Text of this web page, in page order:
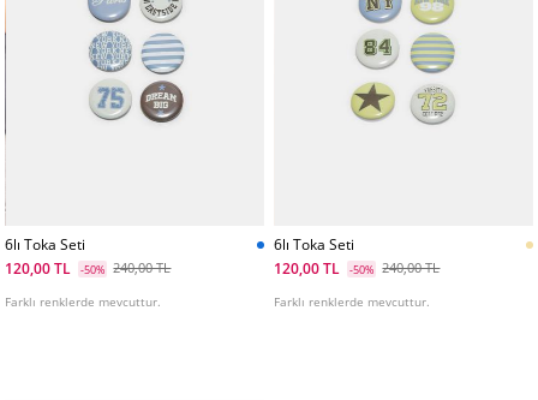
6lı Toka Seti
120,00 TL
-50% 240,00 TL
Farklı renklerde mevcuttur.
6lı Toka Seti
120,00 TL
-50% 240,00 TL
Farklı renklerde mevcuttur.